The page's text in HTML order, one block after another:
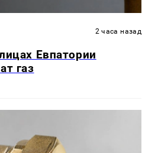
2 часа назад
Евпатории
газ